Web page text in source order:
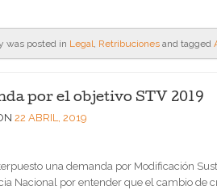
was posted in Legal, Retribuciones and tagged
por el objetivo STV 2019
22 ABRIL, 2019
una demanda por Modificación
Nacional por entender que el cambio de